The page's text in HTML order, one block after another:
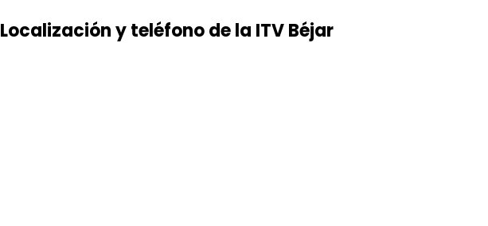
Localización y teléfono de la ITV Béjar